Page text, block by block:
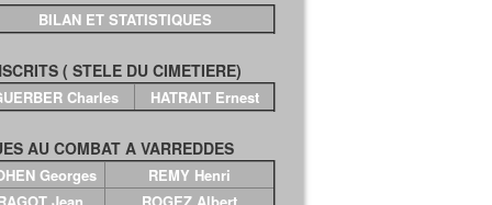
BILAN ET STATISTIQUES
( STELE DU CIMETIERE)
Charles HATRAIT Ernest
AU COMBAT A VARREDDES
Georges
REMY Henri